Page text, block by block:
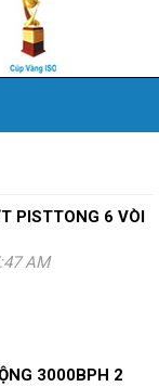
PISTTONG 6 VÒI
AM
3000BPH 2